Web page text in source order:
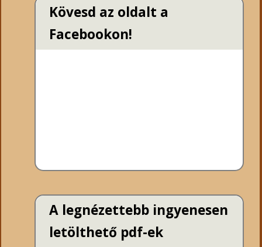
Kövesd az oldalt a
Facebookon!
A legnézettebb ingyenesen
letölthető pdf-ek